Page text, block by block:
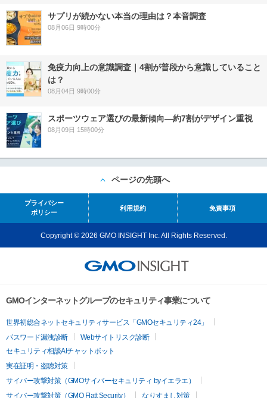
サプリが続かない本当の理由は？本音調査
08月06日 9時00分
免疫力向上の意識調査｜4割が普段から意識していること
は？
08月04日 9時00分
スポーツウェア選びの最新傾向―約7割がデザイン重視
08月09日 15時00分
ページの先頭へ
プライバシー
ポリシー
利用規約 免責事項
Copyright © 2026 GMO INSIGHT Inc. All Rights Reserved.
GMOインターネットグループのセキュリティ事業について
世界初総合ネットセキュリティサービス「GMOセキュリティ24」
パスワード漏洩診断
Webサイトリスク診断
セキュリティ相談AIチャットボット
実在証明・盗聴対策
サイバー攻撃対策（GMOサイバーセキュリティ byイエラエ）
サイバー攻撃対策（GMO Flatt Security）
なりすまし対策